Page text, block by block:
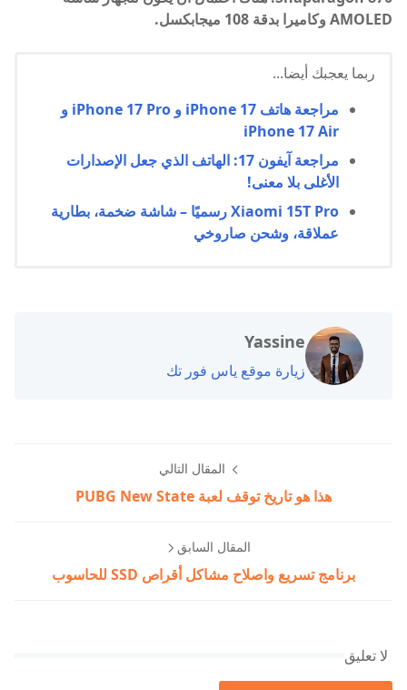
AMOLED وكاميرا بدقة 108 ميجابكسل.
ربما يعجبك أيضا...
مراجعة هاتف iPhone 17 و iPhone 17 Pro و
iPhone 17 Air
مراجعة آيفون 17: الهاتف الذي جعل الإصدارات
الأغلى بلا معنى!
Xiaomi 15T Pro رسميًا – شاشة ضخمة، بطارية
عملاقة، وشحن صاروخي
Yassine
زيارة موقع ياس فور تك
المقال التالي
هذا هو تاريخ توقف لعبة PUBG New State
المقال السابق
برنامج تسريع واصلاح مشاكل أقراص SSD للحاسوب
لا تعليق